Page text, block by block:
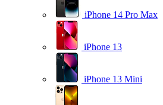
iPhone 14 Pro Max
iPhone 13
iPhone 13 Mini